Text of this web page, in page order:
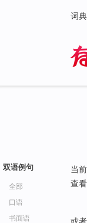
词典
双语例句
全部
口语
书面语
当
查